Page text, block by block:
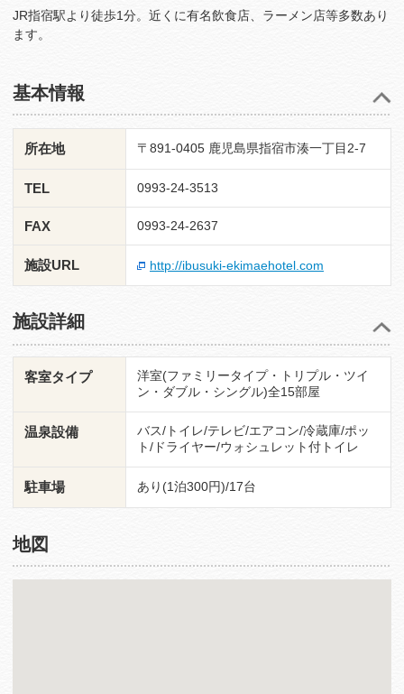
JR指宿駅より徒歩1分。近くに有名飲食店、ラーメン店等多数あり
ます。
基本情報
所在地 〒891-0405 鹿児島県指宿市湊一丁目2-7
TEL 0993-24-3513
FAX 0993-24-2637
施設URL http://ibusuki-ekimaehotel.com
施設詳細
客室タイプ
洋室(ファミリータイプ・トリプル・ツイ
ン・ダブル・シングル)全15部屋
温泉設備
バス/トイレ/テレビ/エアコン/冷蔵庫/ポッ
ト/ドライヤー/ウォシュレット付トイレ
駐車場 あり(1泊300円)/17台
地図